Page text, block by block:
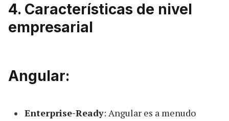
4. Características de nivel
empresarial
Angular:
Enterprise-Ready: Angular es a menudo